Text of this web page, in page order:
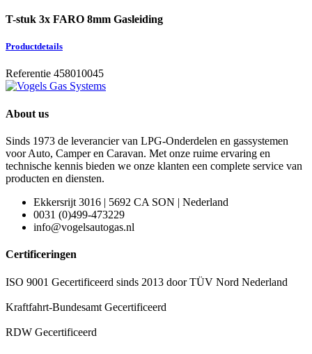
T-stuk 3x FARO 8mm Gasleiding
Productdetails
Referentie 458010045
About us
Sinds 1973 de leverancier van LPG-Onderdelen en gassystemen
voor Auto, Camper en Caravan. Met onze ruime ervaring en
technische kennis bieden we onze klanten een complete service van
producten en diensten.
Ekkersrijt 3016 | 5692 CA SON | Nederland
0031 (0)499-473229
info@vogelsautogas.nl
Certificeringen
ISO 9001 Gecertificeerd sinds 2013 door TÜV Nord Nederland
Kraftfahrt-Bundesamt Gecertificeerd
RDW Gecertificeerd